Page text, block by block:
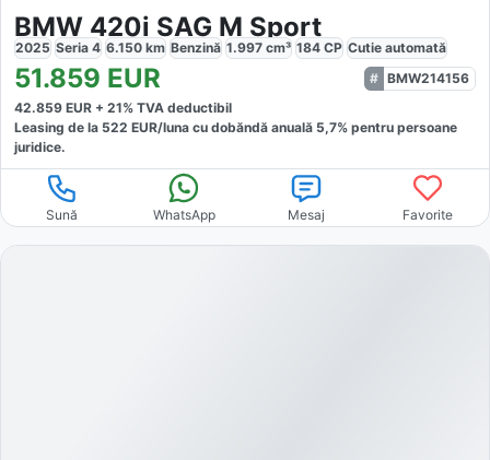
BMW 420i SAG M Sport
2025 Seria 4 6.150 km Benzină 1.997 cm³ 184 CP Cutie automată
51.859 EUR
BMW214156
42.859 EUR + 21% TVA deductibil
Leasing de la 522 EUR/luna cu dobăndă anuală 5,7% pentru persoane
juridice.
Sună WhatsApp Mesaj Favorite